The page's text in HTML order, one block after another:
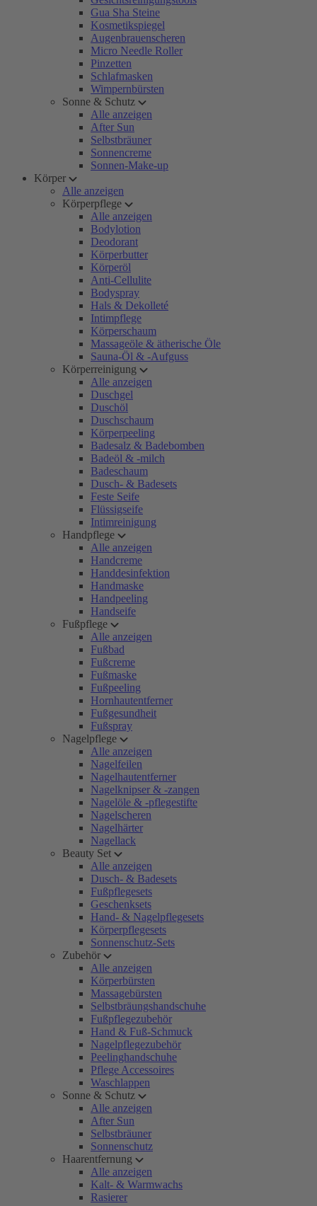
Gua Sha Steine
Kosmetikspiegel
Augenbrauenscheren
Micro Needle Roller
Pinzetten
Schlafmasken
Wimpernbürsten
Sonne & Schutz
Alle anzeigen
After Sun
Selbstbräuner
Sonnencreme
Sonnen-Make-up
Körper
Alle anzeigen
Körperpflege
Alle anzeigen
Bodylotion
Deodorant
Körperbutter
Körperöl
Anti-Cellulite
Bodyspray
Hals & Dekolleté
Intimpflege
Körperschaum
Massageöle & ätherische Öle
Sauna-Öl & -Aufguss
Körperreinigung
Alle anzeigen
Duschgel
Duschöl
Duschschaum
Körperpeeling
Badesalz & Badebomben
Badeöl & -milch
Badeschaum
Dusch- & Badesets
Feste Seife
Flüssigseife
Intimreinigung
Handpflege
Alle anzeigen
Handcreme
Handdesinfektion
Handmaske
Handpeeling
Handseife
Fußpflege
Alle anzeigen
Fußbad
Fußcreme
Fußmaske
Fußpeeling
Hornhautentferner
Fußgesundheit
Fußspray
Nagelpflege
Alle anzeigen
Nagelfeilen
Nagelhautentferner
Nagelknipser & -zangen
Nagelöle & -pflegestifte
Nagelscheren
Nagelhärter
Nagellack
Beauty Set
Alle anzeigen
Dusch- & Badesets
Fußpflegesets
Geschenksets
Hand- & Nagelpflegesets
Körperpflegesets
Sonnenschutz-Sets
Zubehör
Alle anzeigen
Körperbürsten
Massagebürsten
Selbstbräungshandschuhe
Fußpflegezubehör
Hand & Fuß-Schmuck
Nagelpflegezubehör
Peelinghandschuhe
Pflege Accessoires
Waschlappen
Sonne & Schutz
Alle anzeigen
After Sun
Selbstbräuner
Sonnenschutz
Haarentfernung
Alle anzeigen
Kalt- & Warmwachs
Rasierer